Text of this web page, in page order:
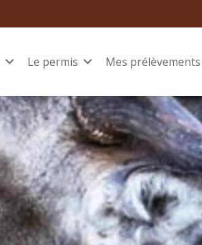
Le permis Mes prélèvements